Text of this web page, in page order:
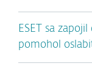
ESET sa
pomohol